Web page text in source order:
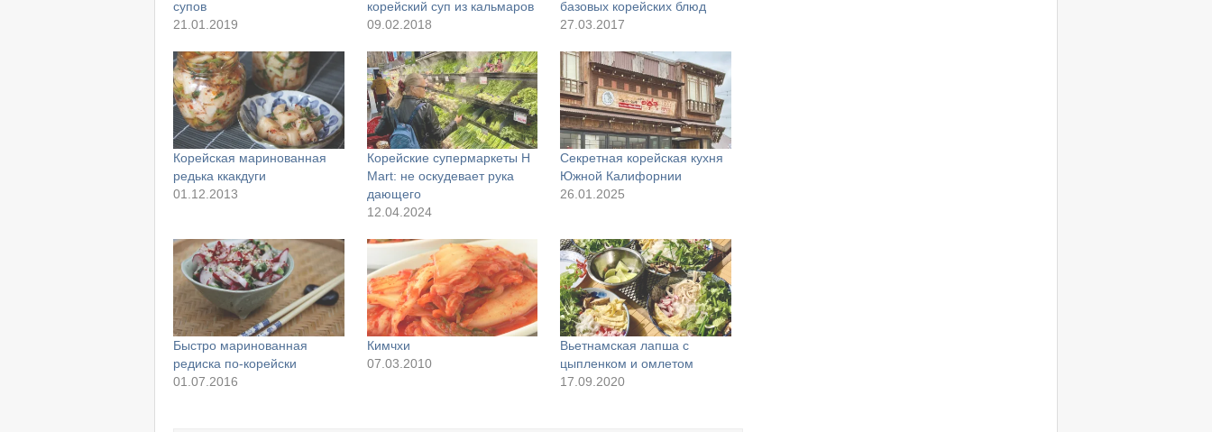
супов
21.01.2019
корейский суп из кальмаров
09.02.2018
базовых корейских блюд
27.03.2017
Корейская маринованная
редька ккакдуги
01.12.2013
Корейские супермаркеты H
Mart: не оскудевает рука
дающего
12.04.2024
Секретная корейская кухня
Южной Калифорнии
26.01.2025
Быстро маринованная
редиска по-корейски
01.07.2016
Кимчхи
07.03.2010
Вьетнамская лапша с
цыпленком и омлетом
17.09.2020